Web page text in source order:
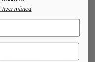
hver måned